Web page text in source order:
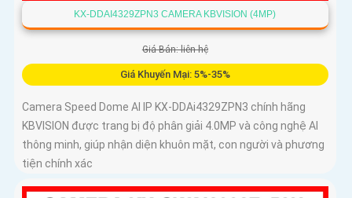
KX-DDAI4329ZPN3 CAMERA KBVISION (4MP)
Giá Bán: liên hệ
Giá Khuyến Mại: 5%-35%
Camera Speed Dome AI IP KX-DDAi4329ZPN3 chính hãng
KBVISION được trang bị độ phân giải 4.0MP và công nghệ AI
thông minh, giúp nhận diện khuôn mặt, con người và phương
tiện chính xác